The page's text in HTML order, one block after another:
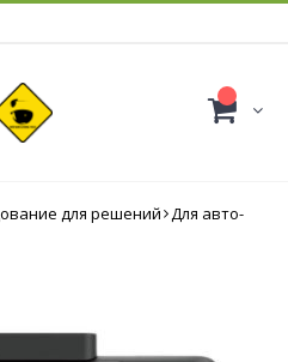
для решений Для авто-